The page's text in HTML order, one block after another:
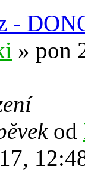
-
» pon
od